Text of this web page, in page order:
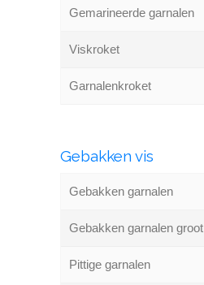
Gemarineerde garnalen
Viskroket
Garnalenkroket
Gebakken vis
Gebakken garnalen
Gebakken garnalen groot
Pittige garnalen